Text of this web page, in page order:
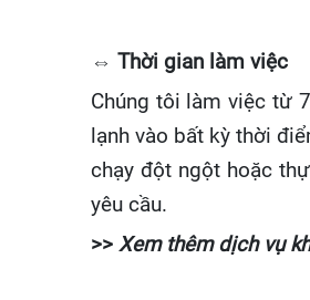
⇔ Thời gian làm việc
Chúng tôi làm việc từ
lạnh vào bất kỳ thời
chạy đột ngột hoặc
yêu cầu.
>> Xem thêm dịch vụ